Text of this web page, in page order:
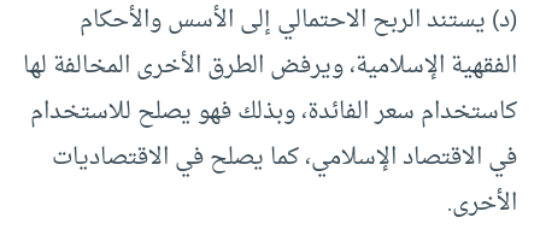
(د) يستند الربح الاحتمالي إلى الأسس والأحكام
الفقهية الإسلامية، ويرفض الطرق الأخرى المخالفة لها
كاستخدام سعر الفائدة، وبذلك فهو يصلح للاستخدام
في الاقتصاد الإسلامي، كما يصلح في الاقتصاديات
الأخرى.